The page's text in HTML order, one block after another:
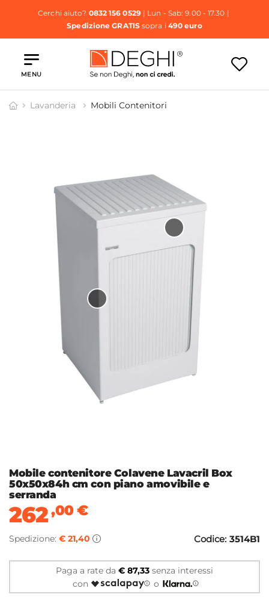
Cerchi aiuto? 0832 156 0529| Lun - Sab: 9.00 - 17.30 |
Spedizione GRATISsopra i 490 euro
MENU
Lavanderia Mobili Contenitori
Mobile contenitore Colavene Lavacril Box
50x50x84h cm con piano amovibile e
serranda
262,00€
Spedizione: € 21,40 Codice: 3514B1
Paga a rate da € 87,33 senza interessi
con
o